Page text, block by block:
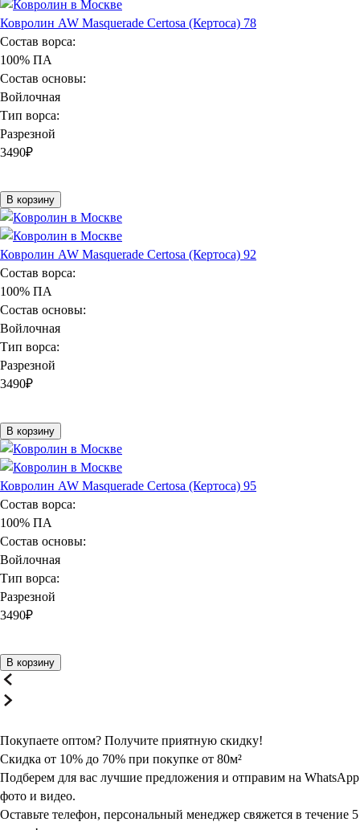
Ковролин AW Masquerade Certosa (Кертоса) 78
Состав ворса:
100% ПА
Состав основы:
Войлочная
Тип ворса:
Разрезной
3490₽
В корзину
Ковролин AW Masquerade Certosa (Кертоса) 92
Состав ворса:
100% ПА
Состав основы:
Войлочная
Тип ворса:
Разрезной
3490₽
В корзину
Ковролин AW Masquerade Certosa (Кертоса) 95
Состав ворса:
100% ПА
Состав основы:
Войлочная
Тип ворса:
Разрезной
3490₽
В корзину
Покупаете оптом? Получите приятную скидку!
Скидка от 10% до 70% при покупке от 80м²
Подберем для вас лучшие предложения и отправим на WhatsApp
фото и видео.
Оставьте телефон, персональный менеджер свяжется в течение 5